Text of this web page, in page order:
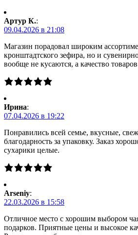
Артур К.:
09.04.2026 в 21:08
Магазин порадовал широким
кронштадтского зефира, но и
вообще не кусаются, а качество
Ирина:
07.04.2026 в 19:22
Понравились всей семье, вкусные,
благодарность за упаковку. Заказ
сухарики целые.
Arseniy:
22.03.2026 в 15:58
Отличное место с хорошим выбором
подарков. Приятные цены и высокое